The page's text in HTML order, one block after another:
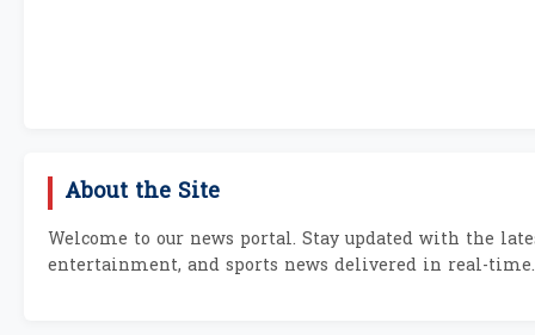
About the Site
Welcome to our news portal. Stay updated with the
entertainment, and sports news delivered in real-time.